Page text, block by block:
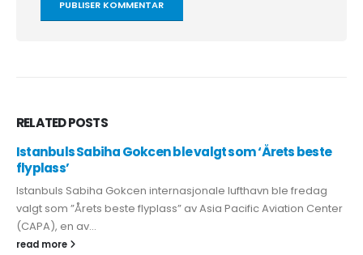
RELATEDPOSTS
Istanbuls Sabiha Gokcen ble valgt som ‘Årets beste
flyplass’
Istanbuls Sabiha Gokcen internasjonale lufthavn ble fredag ​​
valgt som ”Årets beste flyplass” av Asia Pacific Aviation Center
(CAPA), en av...
read more